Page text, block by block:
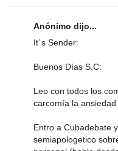
Anónimo dijo...
It´s Sender:
Buenos Días S.C:
Leo con todos los
carcomía la ansiedad
Entro a Cubadebate
semiapologetico